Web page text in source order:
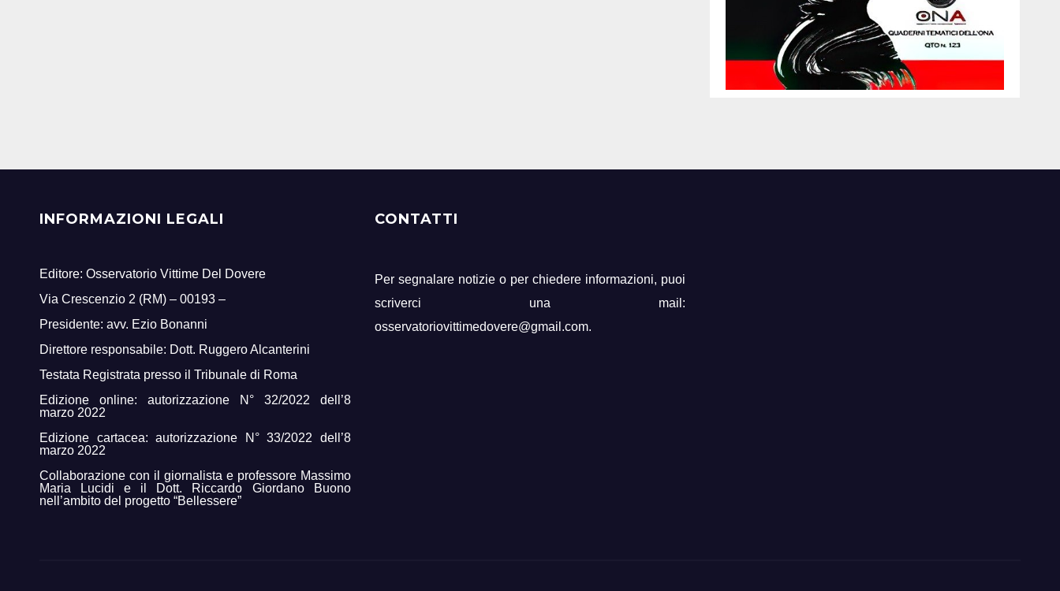
INFORMAZIONI LEGALI
Editore: Osservatorio Vittime Del Dovere
Via Crescenzio 2 (RM) – 00193 –
Presidente: avv. Ezio Bonanni
Direttore responsabile: Dott. Ruggero Alcanterini
Testata Registrata presso il Tribunale di Roma
Edizione online: autorizzazione N° 32/2022 dell’8
marzo 2022
Edizione cartacea: autorizzazione N° 33/2022 dell’8
marzo 2022
Collaborazione con il giornalista e professore Massimo
Maria Lucidi e il Dott. Riccardo Giordano Buono
nell’ambito del progetto “Bellessere”
CONTATTI
Per segnalare notizie o per chiedere informazioni, puoi
scriverci una mail:
osservatoriovittimedovere@gmail.com.